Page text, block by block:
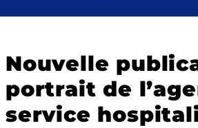
Nouvelle
portrait de
service